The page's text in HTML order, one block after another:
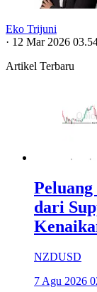
Eko Trijuni
· 12 Mar 2026
Artikel Terbaru
dari
NZDUSD
7 Agu 2026